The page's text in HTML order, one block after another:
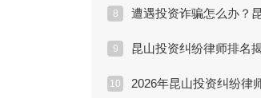
8
9
10